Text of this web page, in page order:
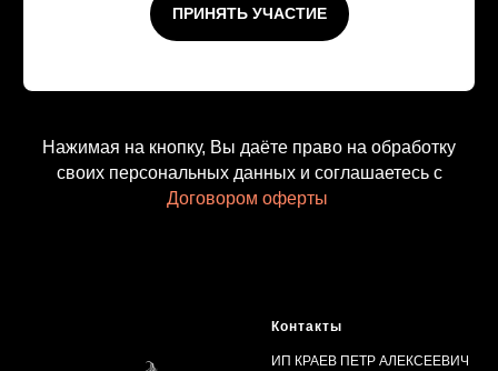
ПРИНЯТЬ УЧАСТИЕ
Нажимая на кнопку, Вы даёте право на обработку
своих персональных данных и соглашаетесь с
Договором оферты
Контакты
ИП КРАЕВ ПЕТР АЛЕКСЕЕВИЧ